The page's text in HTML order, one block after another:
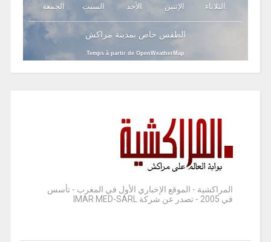
الجمعة السبت الأحد الإثنين الثلاثاء
الطقس خاص بمدينة مراكش
Temps à partir de OpenWeatherMap
المراكشية - الموقع الإخباري الأول في المغرب - تأسس
في 2005 - تصدر عن شركة IMAR MED-SARL